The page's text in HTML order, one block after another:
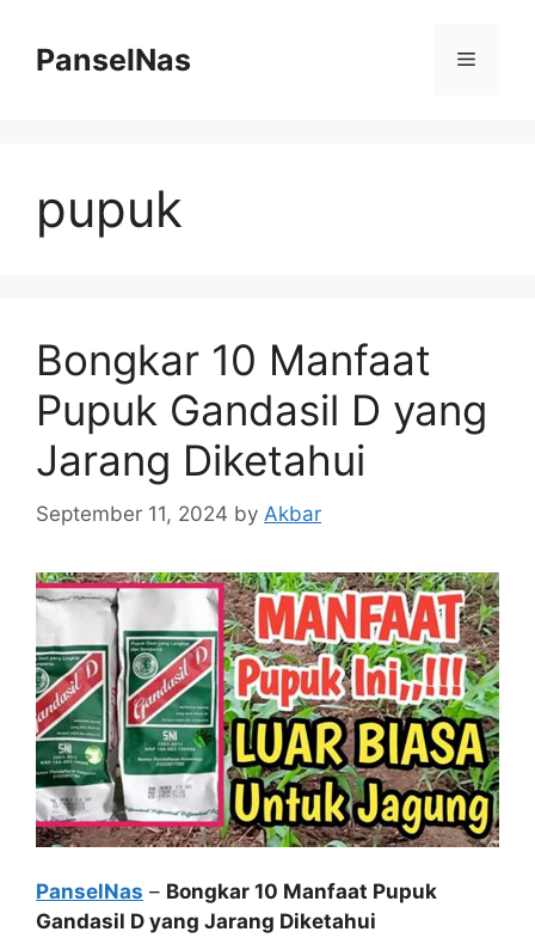
contentPanselNas Menu
pupuk
Bongkar 10 Manfaat
Pupuk Gandasil D yang
Jarang Diketahui
September 11, 2024 by Akbar
PanselNas – Bongkar 10 Manfaat Pupuk
Gandasil D yang Jarang Diketahui